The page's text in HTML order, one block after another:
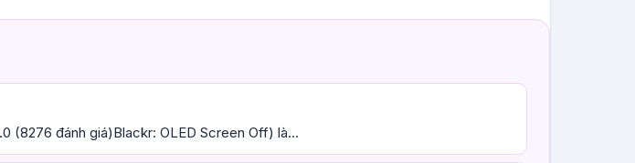
(8276 đánh giá)Blackr: OLED Screen Off) là...